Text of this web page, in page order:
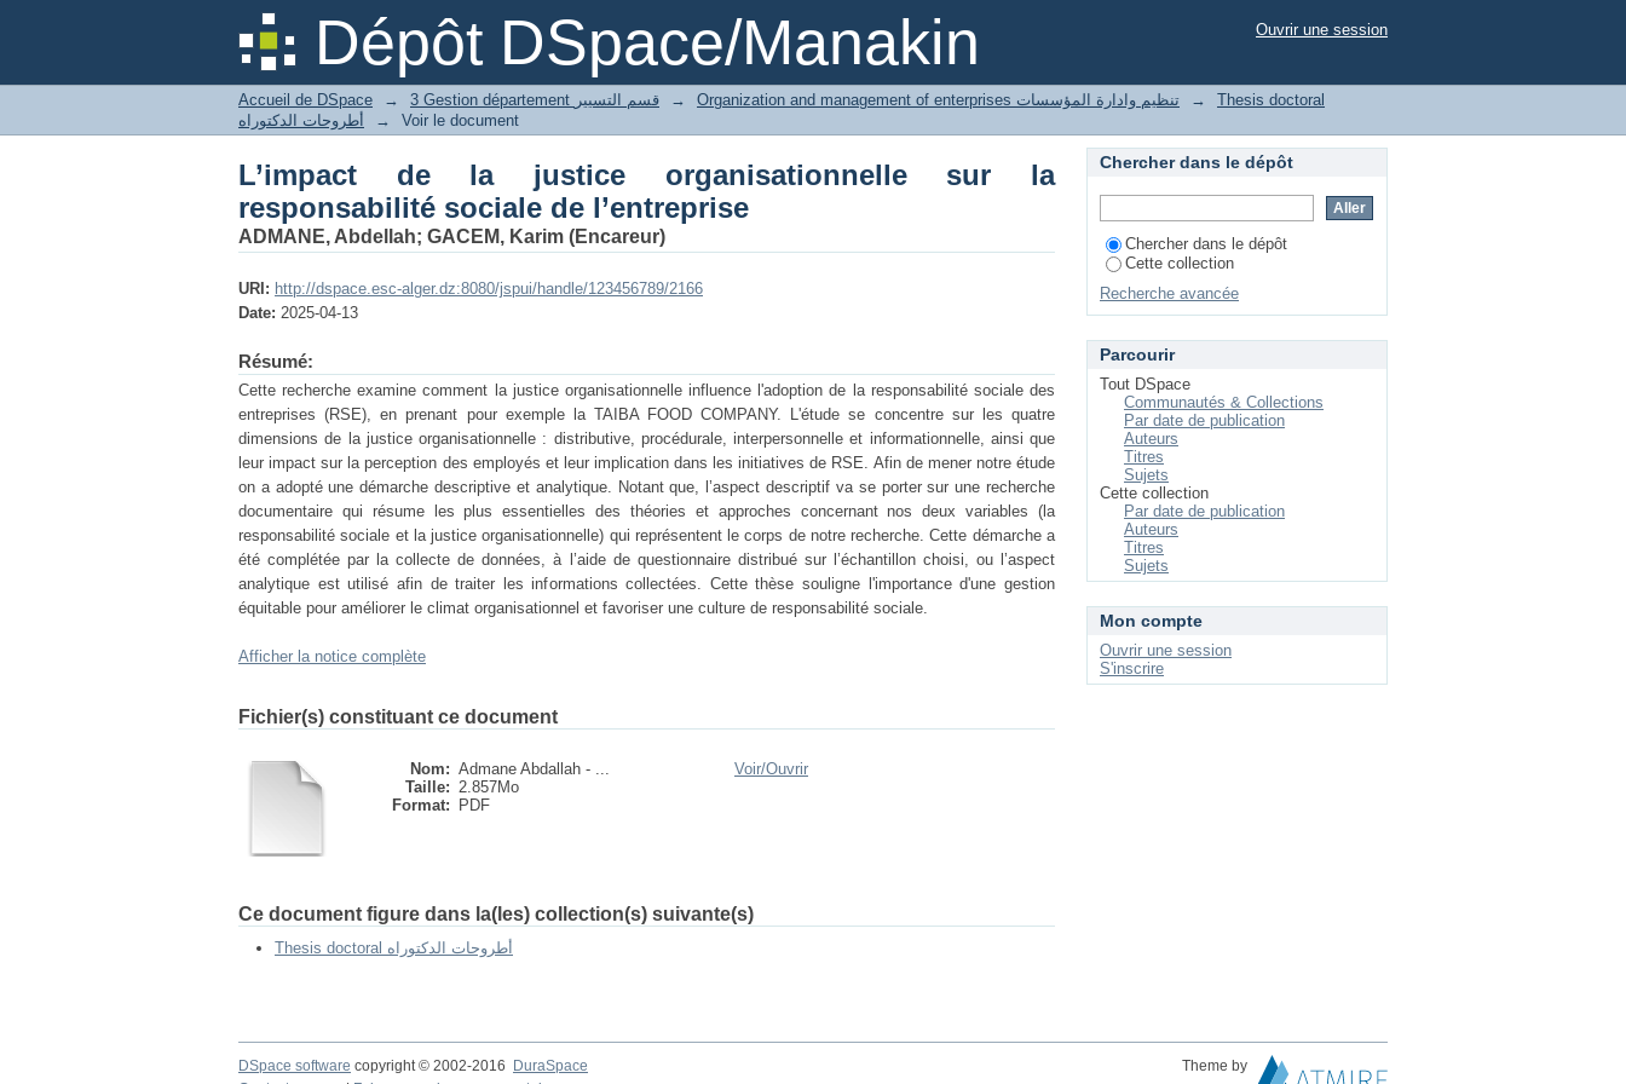
Dépôt DSpace/Manakin
L’impact de la justice organisationnelle sur la responsabilité sociale de l’entreprise
Ouvrir une session
Accueil de DSpace → 3 Gestion département قسم التسيير → Organization and management of enterprises تنظيم وادارة المؤسسات →
Thesis doctoral
أطروحات الدكتوراه
→ Voir le document
L’impact de la justice organisationnelle sur la
responsabilité sociale de l’entreprise
ADMANE, Abdellah; GACEM, Karim (Encareur)
URI: http://dspace.esc-alger.dz:8080/jspui/handle/123456789/2166
Date: 2025-04-13
Résumé:
Cette recherche examine comment la justice organisationnelle influence l'adoption de la responsabilité sociale des
entreprises (RSE), en prenant pour exemple la TAIBA FOOD COMPANY. L'étude se concentre sur les quatre
dimensions de la justice organisationnelle : distributive, procédurale, interpersonnelle et informationnelle, ainsi que
leur impact sur la perception des employés et leur implication dans les initiatives de RSE. Afin de mener notre étude
on a adopté une démarche descriptive et analytique. Notant que, l’aspect descriptif va se porter sur une recherche
documentaire qui résume les plus essentielles des théories et approches concernant nos deux variables (la
responsabilité sociale et la justice organisationnelle) qui représentent le corps de notre recherche. Cette démarche a
été complétée par la collecte de données, à l’aide de questionnaire distribué sur l’échantillon choisi, ou l’aspect
analytique est utilisé afin de traiter les informations collectées. Cette thèse souligne l'importance d'une gestion
équitable pour améliorer le climat organisationnel et favoriser une culture de responsabilité sociale.
Afficher la notice complète
Fichier(s) constituant ce document
Nom: Admane Abdallah - ...
Taille: 2.857Mo
Format:
PDF
Voir/Ouvrir
Ce document figure dans la(les) collection(s) suivante(s)
Thesis doctoral أطروحات الدكتوراه
Chercher dans le dépôt
Chercher dans le dépôt
Cette collection
Recherche avancée
Parcourir
Tout DSpace
Communautés & Collections
Par date de publication
Auteurs
Titres
Sujets
Cette collection
Par date de publication
Auteurs
Titres
Sujets
Mon compte
Ouvrir une session
S'inscrire
DSpace software copyright © 2002-2016 DuraSpace
Theme by